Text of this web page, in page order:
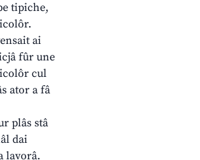
tipiche,
ai
fûr une
cul
ator a fâ
plâs stâ
dai
lavorâ.